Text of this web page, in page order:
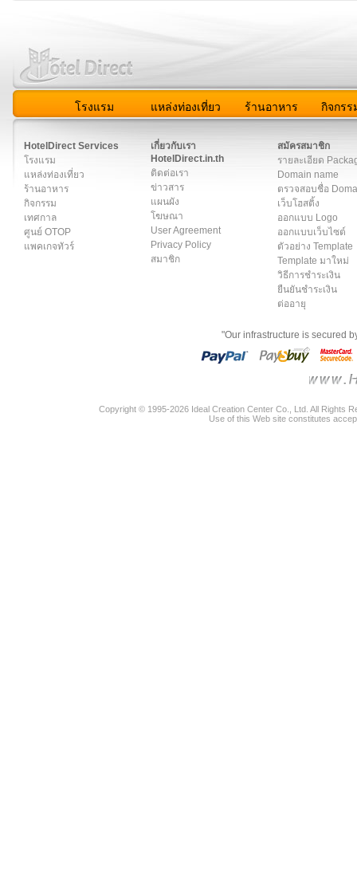
โรงแรม แหล่งท่องเที่ยว ร้านอาหาร กิจกรร
HotelDirect Services
โรงแรม
แหล่งท่องเที่ยว
ร้านอาหาร
กิจกรรม
เทศกาล
ศูนย์ OTOP
แพคเกจทัวร์
เกี่ยวกับเรา
HotelDirect.in.th
ติดต่อเรา
ข่าวสาร
แผนผัง
โฆษณา
User Agreement
Privacy Policy
สมาชิก
สมัครสมาชิก
รายละเอียด
Domain name
ตรวจสอบชื่อ
เว็บโฮสติ้ง
ออกแบบ Logo
ออกแบบเว็บไซต์
ตัวอย่าง Template
Template มาใหม่
วิธีการชำระเงิน
ยืนยันชำระเงิน
ต่ออายุ
"Our infrastructure is secured
Copyright © 1995-2026 Ideal Creation Center Co., Ltd. All Rights
Use of this Web site constitutes